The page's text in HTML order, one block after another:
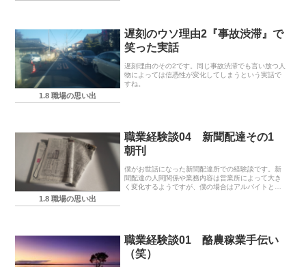
1.8 職場の思い出
遅刻のウソ理由2『事故渋滞』で
笑った実話
遅刻理由のその2です。同じ事故渋滞でも言い放つ人
物によっては信憑性が変化してしまうという実話で
すね。
1.8 職場の思い出
職業経験談04 新聞配達その1
朝刊
僕がお世話になった新聞配達所での経験談です。新
聞配達の人間関係や業務内容は営業所によって大き
く変化するようですが、僕の場合はアルバイトとし
職業経験談01 酪農稼業手伝い
（笑）